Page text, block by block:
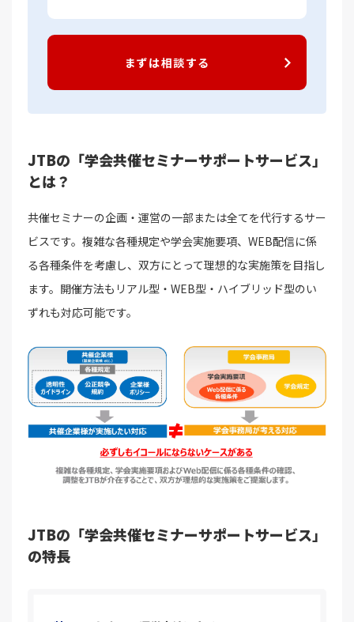
まずは相談する
JTBの「学会共催セミナーサポートサービス」
とは？
共催セミナーの企画・運営の一部または全てを代行するサー
ビスです。複雑な各種規定や学会実施要項、WEB配信に係
る各種条件を考慮し、双方にとって理想的な実施策を目指し
ます。開催方法もリアル型・WEB型・ハイブリッド型のい
ずれも対応可能です。
JTBの「学会共催セミナーサポートサービス」
の特長